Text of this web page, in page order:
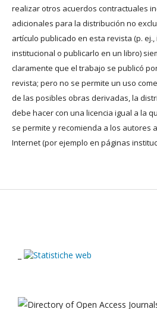
realizar otros acuerdos contractuales
adicionales para la distribución no
artículo publicado en esta revista (p.
institucional o publicarlo en un libro)
claramente que el trabajo se publicó
revista; pero no se permite un uso
de las posibles obras derivadas, la
debe hacer con una licencia igual a la
se permite y recomienda a los autores
Internet (por ejemplo en páginas